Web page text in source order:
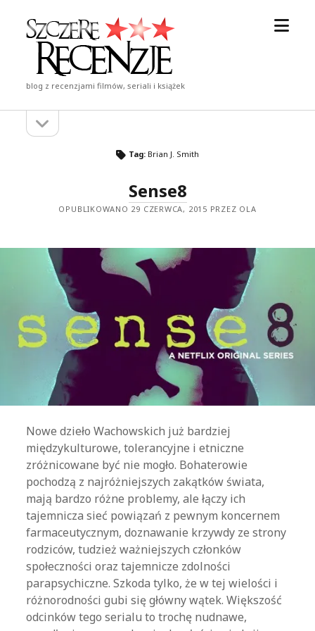
Szczere
Recenzje
blog z recenzjami filmów, seriali i książek
Pasekpasek
Tag: Brian J. Smith
Sense8
OPUBLIKOWANO 29 CZERWCA, 2015 PRZEZ OLA
Nowe dzieło Wachowskich już bardziej
międzykulturowe, tolerancyjne i etniczne
zróżnicowane być nie mogło. Bohaterowie
pochodzą z najróżniejszych zakątków świata,
mają bardzo różne problemy, ale łączy ich
tajemnicza sieć powiązań z pewnym koncernem
farmaceutycznym, doznawanie krzywdy ze strony
rodziców, tudzież ważniejszych członków
społeczności oraz tajemnicze zdolności
parapsychiczne. Szkoda tylko, że w tej wielości i
różnorodności gubi się główny wątek. Większość
odcinków tego serialu to trochę nudnawe,